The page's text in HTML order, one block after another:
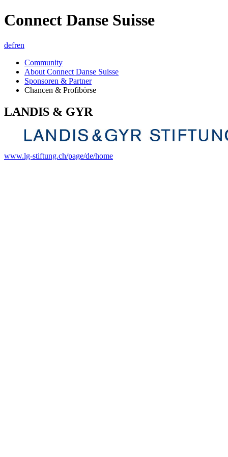
Connect Danse Suisse
defren
Community
About Connect Danse Suisse
Sponsoren & Partner
Chancen & Profibörse
LANDIS & GYR
www.lg-stiftung.ch/page/de/home